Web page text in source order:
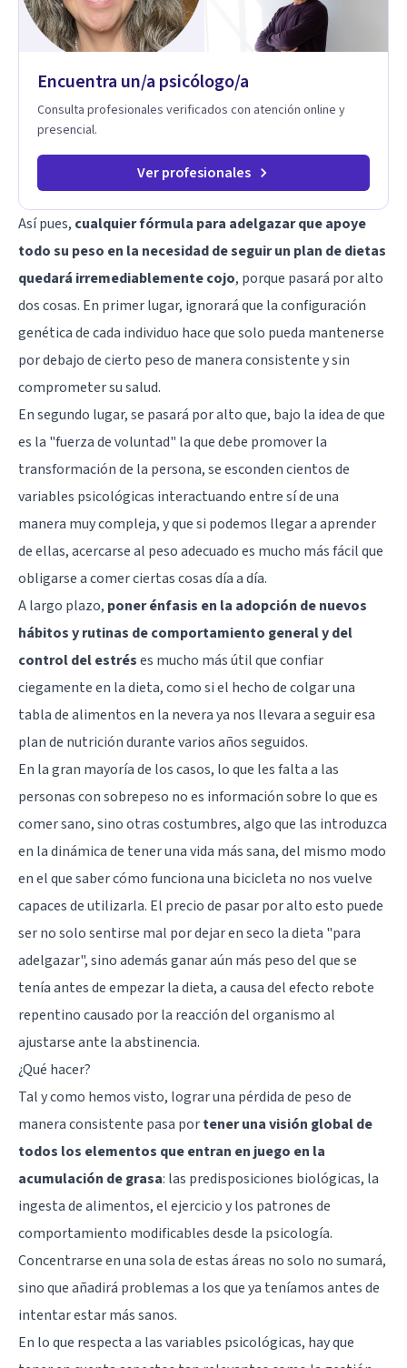
estrategias de afrontamiento y avanzar con mayor claridad,
resiliencia y bienestar. Creo profundamente en la
autoconciencia como un camino fundamental para la
auténtica y significativa.
Encuentra un/a psicólogo/a
Consulta profesionales verificados con atención online y
presencial.
Ver profesionales
Así pues, cualquier fórmula para adelgazar que apoye
todo su peso en la necesidad de seguir un plan de dietas
quedará irremediablemente cojo, porque pasará por alto
dos cosas. En primer lugar, ignorará que la configuración
genética de cada individuo hace que solo pueda mantenerse
por debajo de cierto peso de manera consistente y sin
comprometer su salud.
En segundo lugar, se pasará por alto que, bajo la idea de que
es la "fuerza de voluntad" la que debe promover la
transformación de la persona, se esconden cientos de
variables psicológicas interactuando entre sí de una
manera muy compleja, y que si podemos llegar a aprender
de ellas, acercarse al peso adecuado es mucho más fácil que
obligarse a comer ciertas cosas día a día.
A largo plazo, poner énfasis en la adopción de nuevos
hábitos y rutinas de comportamiento general y del
control del estréses mucho más útil que confiar
ciegamente en la dieta, como si el hecho de colgar una
tabla de alimentos en la nevera ya nos llevara a seguir esa
plan de nutrición durante varios años seguidos.
En la gran mayoría de los casos, lo que les falta a las
personas con sobrepeso no es información sobre lo que es
comer sano, sino otras costumbres, algo que las introduzca
en la dinámica de tener una vida más sana, del mismo modo
en el que saber cómo funciona una bicicleta no nos vuelve
capaces de utilizarla. El precio de pasar por alto esto puede
ser no solo sentirse mal por dejar en seco la dieta "para
adelgazar", sino además ganar aún más peso del que se
tenía antes de empezar la dieta, a causa del efecto rebote
repentino causado por la reacción del organismo al
ajustarse ante la abstinencia.
¿Qué hacer?
Tal y como hemos visto, lograr una pérdida de peso de
manera consistente pasa portener una visión global de
todos los elementos que entran en juego en la
acumulación de grasa: las predisposiciones biológicas, la
ingesta de alimentos, el ejercicio y los patrones de
comportamiento modificables desde la psicología.
Concentrarse en una sola de estas áreas no solo no sumará,
sino que añadirá problemas a los que ya teníamos antes de
intentar estar más sanos.
En lo que respecta a las variables psicológicas, hay que